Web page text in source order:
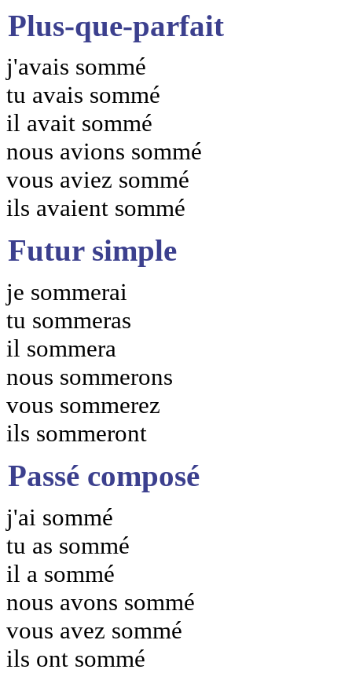
Plus-que-parfait
j'avais sommé
tu avais sommé
il avait sommé
nous avions sommé
vous aviez sommé
ils avaient sommé
Futur simple
je sommerai
tu sommeras
il sommera
nous sommerons
vous sommerez
ils sommeront
Passé composé
j'ai sommé
tu as sommé
il a sommé
nous avons sommé
vous avez sommé
ils ont sommé